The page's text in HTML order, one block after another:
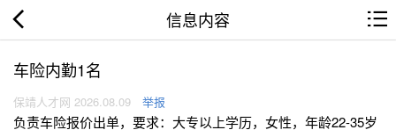
信息内容
车险内勤1名
保靖人才网 2026.08.09 举报
负责车险报价出单，要求：大专以上学历，女性，年龄22-35岁